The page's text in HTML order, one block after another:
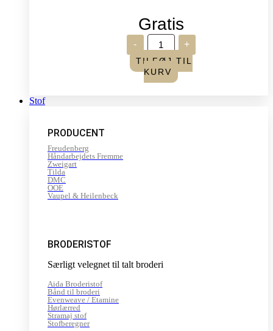
Gratis
-
Verdens
broderidag
2026
-
Sommerfugle,
+
TILFØJ TIL
KURV
Stof
PRODUCENT
Freudenberg
Håndarbejdets Fremme
Zweigart
Tilda
DMC
OOE
Vaupel & Heilenbeck
BRODERISTOF
Særligt velegnet til talt broderi
Aida Broderistof
Bånd til broderi
Evenweave / Etamine
Hørlærred
Stramaj stof
Stofberegner